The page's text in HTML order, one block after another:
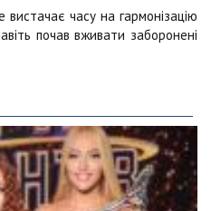
вистачає часу на гармонізацію
почав вживати заборонені